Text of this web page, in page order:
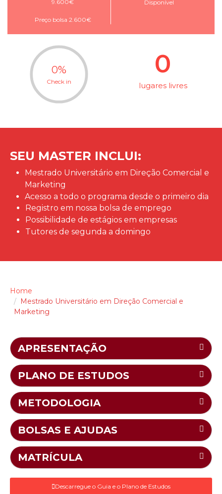
9.600€
Preço bolsa 2.600€
Disponível
0%
Check in lugares livres
0
SEU MASTER INCLUI:
Mestrado Universitário em Direção Comercial e
Marketing
Acesso a todo o programa desde o primeiro dia
Registro em nossa bolsa de emprego
Possibilidade de estágios em empresas
Tutores de segunda a domingo
Home
Mestrado Universitário em Direção Comercial e
Marketing
APRESENTAÇÃO
PLANO DE ESTUDOS
METODOLOGIA
BOLSAS E AJUDAS
MATRÍCULA
Descarregue o Guia e o Plano de Estudos